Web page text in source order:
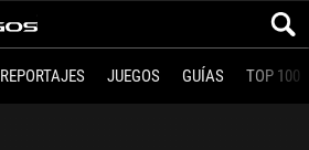
REPORTAJES JUEGOS GUÍAS TOP 100